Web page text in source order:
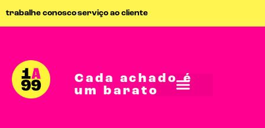
trabalhe conoscoserviço ao cliente
Cada achado é
um barato